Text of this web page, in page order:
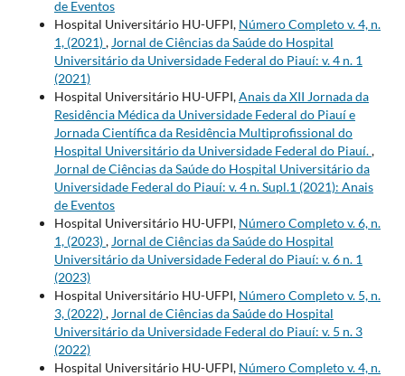
de Eventos
Hospital Universitário HU-UFPI, Número Completo v. 4, n.
1, (2021), Jornal de Ciências da Saúde do Hospital
Universitário da Universidade Federal do Piauí: v. 4 n. 1
(2021)
Hospital Universitário HU-UFPI,Anais da XII Jornada da
Residência Médica da Universidade Federal do Piauí e
Jornada Científica da Residência Multiprofissional do
Hospital Universitário da Universidade Federal do Piauí.,
Jornal de Ciências da Saúde do Hospital Universitário da
Universidade Federal do Piauí: v. 4 n. Supl.1 (2021): Anais
de Eventos
Hospital Universitário HU-UFPI, Número Completo v. 6, n.
1, (2023), Jornal de Ciências da Saúde do Hospital
Universitário da Universidade Federal do Piauí: v. 6 n. 1
(2023)
Hospital Universitário HU-UFPI, Número Completo v. 5, n.
3, (2022), Jornal de Ciências da Saúde do Hospital
Universitário da Universidade Federal do Piauí: v. 5 n. 3
(2022)
Hospital Universitário HU-UFPI, Número Completo v. 4, n.